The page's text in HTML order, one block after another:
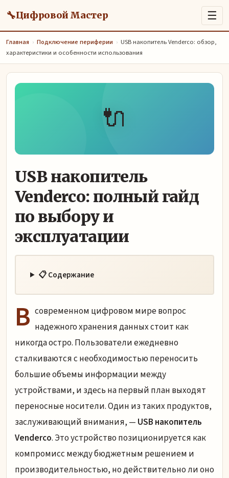
🔧Цифровой Мастер ☰
Главная › Подключение периферии › USB накопитель Venderco: обзор,
характеристики и особенности использования
🔌
USB накопитель
Venderco: полный гайд
по выбору и
эксплуатации
📋 Содержание
В современном цифровом мире вопрос
надежного хранения данных стоит как
никогда остро. Пользователи ежедневно
сталкиваются с необходимостью переносить
большие объемы информации между
устройствами, и здесь на первый план выходят
переносные носители. Один из таких продуктов,
заслуживающий внимания, — USB накопитель
Venderco. Это устройство позиционируется как
компромисс между бюджетным решением и
производительностью, но действительно ли оно